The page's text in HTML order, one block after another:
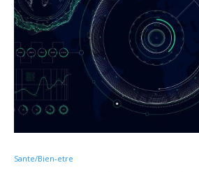
Sante/Bien-etre